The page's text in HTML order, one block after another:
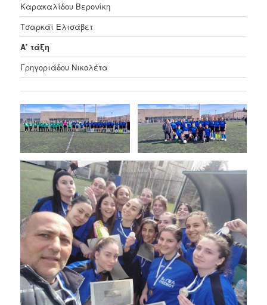
Καρακαλίδου Βερονίκη
Τσαρκάϊ Ελισάβετ
Α’ τάξη
Γρηγοριάδου Νικολέτα